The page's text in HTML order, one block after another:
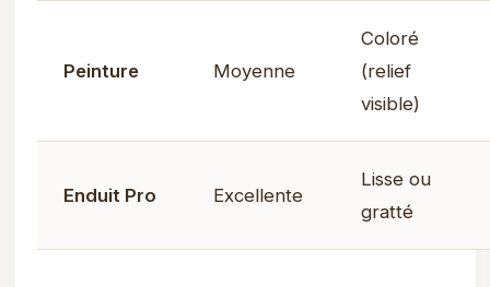
Peinture Moyenne
Coloré
(relief
visible)
Enduit Pro Excellente
Lisse ou
gratté